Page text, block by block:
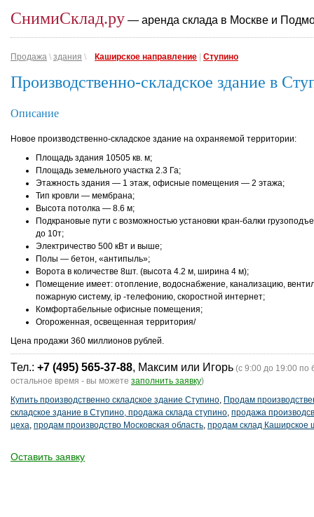
СнимиСклад.ру — аренда склада в Москве и
Продажа \ здания \ Каширское направление Ступино
Производственно-складское здание в
Описание
Новое производственно-складское здание на охраняемой территории:
Площадь здания 10505 кв. м;
Площадь земельного участка 2.3 Га;
Этажность здания — 1 этаж, офисные помещения — 2 этажа;
Тип кровли — мембрана;
Высота потолка — 8.6 м;
Подкрановые пути с возможностью установки кран-балки
до 10т;
Электричество 500 кВт и выше;
Полы — бетон, «антипыль»;
Ворота в количестве 8шт. (высота 4.2 м, ширина 4 м);
Помещение имеет: отопление, водоснабжение, канализацию,
пожарную систему, ip -телефонию, скоростной интернет;
Комфортабельные офисные помещения;
Огороженная, освещенная территория/
Цена продажи 360 миллионов рублей.
Тел.: +7 (495) 565-37-88, Максим или Игорь (с 9:00 до 19:00 по
остальное время - вы можете заполнить заявку)
Купить производственно складское здание Ступино, Продам
складское здание в Ступино, продажа склада ступино, продажа
цеха, продам производство Московская область, продам склад Каширское
Оставить заявку